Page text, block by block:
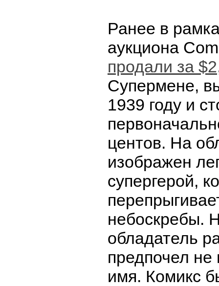
Ранее в
аукциона
продали за
Супермене,
1939 году и
центов. На
изображен
супергерой,
небоскребы.
обладатель
предпочел не
имя. Комикс